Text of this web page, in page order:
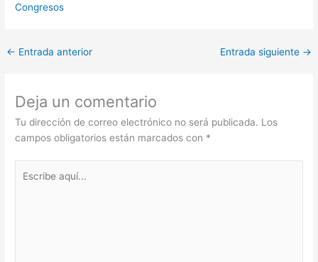
Congresos
← Entrada anterior Entrada siguiente →
Deja un comentario
Tu dirección de correo electrónico no será publicada. Los
campos obligatorios están marcados con *
aquí...